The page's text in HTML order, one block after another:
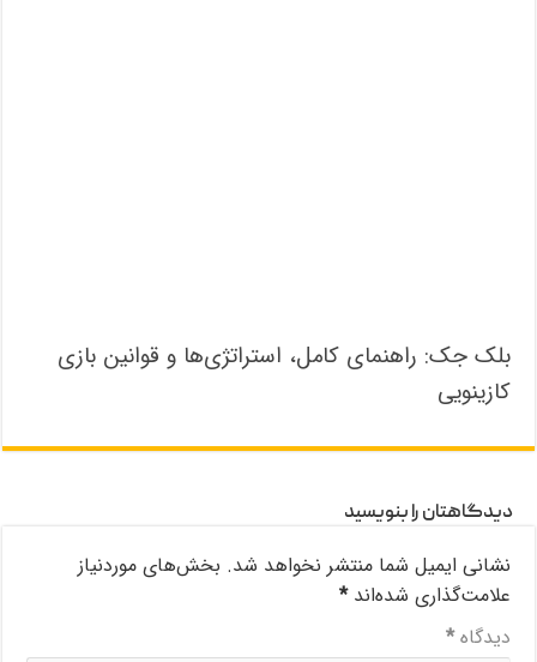
بلک جک: راهنمای کامل، استراتژی‌ها و قوانین بازی
کازینویی
دیدگاهتان را بنویسید
نشانی ایمیل شما منتشر نخواهد شد. بخش‌های موردنیاز
علامت‌گذاری شده‌اند*
دیدگاه*